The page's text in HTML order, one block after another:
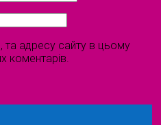
та адресу сайту в цьому
коментарів.